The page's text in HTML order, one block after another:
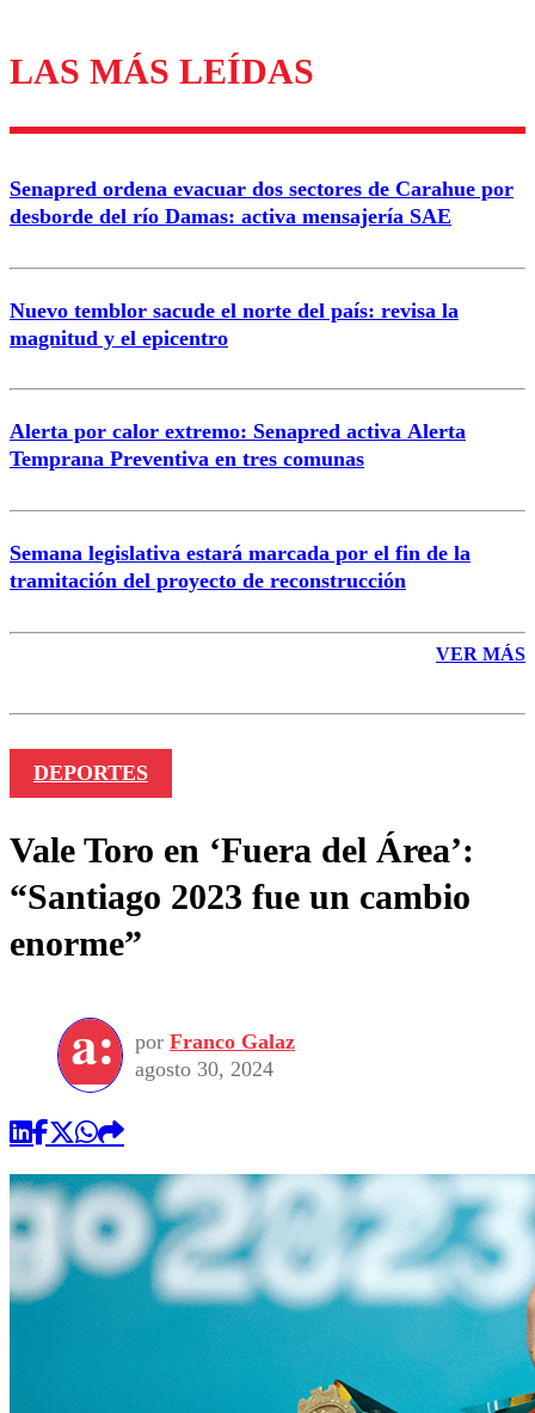
Los comentarios son moderados para garantizar un
diálogo respetuoso.
Correo
LAS MÁS LEÍDAS
Senapred ordena evacuar dos sectores de Carahue por
desborde del río Damas: activa mensajería SAE
Nuevo temblor sacude el norte del país: revisa la
magnitud y el epicentro
Alerta por calor extremo: Senapred activa Alerta
Temprana Preventiva en tres comunas
Semana legislativa estará marcada por el fin de la
tramitación del proyecto de reconstrucción
VER MÁS
DEPORTES
Vale Toro en ‘Fuera del Área’:
“Santiago 2023 fue un cambio
enorme”
por Franco Galaz
agosto 30, 2024